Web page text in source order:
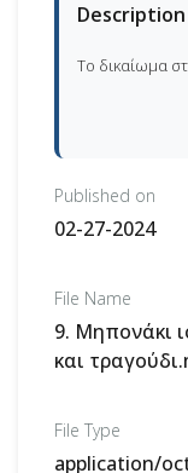
Description
Το δικαίωμα
Published on
02-27-2024
File Name
9. Μηπονάκι
και
File Type
application/